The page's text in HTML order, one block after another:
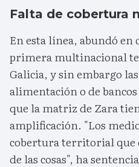
Falta de cobertura
En esta línea, abundó en
primera multinacional
Galicia, y sin embargo
alimentación o de
que la matriz de Zara
amplificación. "Los
cobertura territorial que
de las cosas", ha